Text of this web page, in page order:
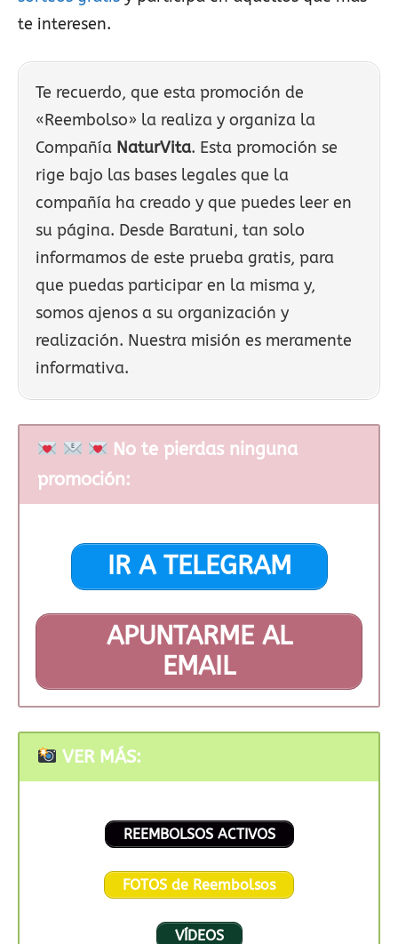
te interesen.
Te recuerdo, que esta promoción de
«Reembolso» la realiza y organiza la
Compañía NaturVita. Esta promoción se
rige bajo las bases legales que la
compañía ha creado y que puedes leer en
su página. Desde Baratuni, tan solo
informamos de este prueba gratis, para
que puedas participar en la misma y,
somos ajenos a su organización y
realización. Nuestra misión es meramente
informativa.
No te pierdas ninguna
promoción:
IR A TELEGRAM
APUNTARME AL
EMAIL
VER MÁS:
REEMBOLSOS ACTIVOS
FOTOS de Reembolsos
VÍDEOS